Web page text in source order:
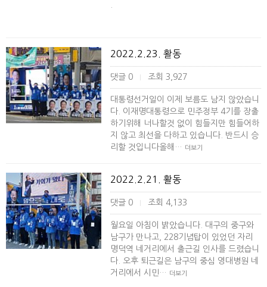
2022.2.23. 활동
댓글 0 조회 3,927
대통령선거일이 이제 보름도 남지 않았습니
다. 이재명대통령으로 민주정부 4기를 장출
하기위해 너나할것 없이 힘들지만 힘들어하
지 않고 최선을 다하고 있습니다. 반드시 승
리할 것입니다올해…
더보기
2022.2.21. 활동
댓글 0 조회 4,133
월요일 아침이 밝았습니다. 대구의 중구와
남구가 만나고, 228기념탑이 있었던 자리
명덕역 네거리에서 출근길 인사를 드렸습니
다. 오후 퇴근길은 남구의 중심 영대병원 네
거리에서 시민…
더보기